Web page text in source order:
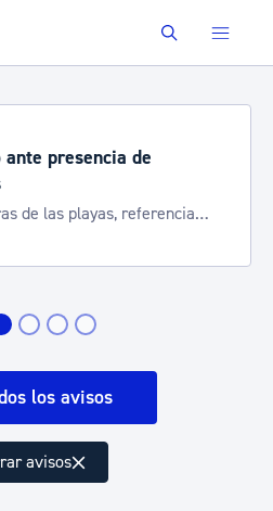
Buscar
presencia de
de las playas, referencia
los avisos
avisos